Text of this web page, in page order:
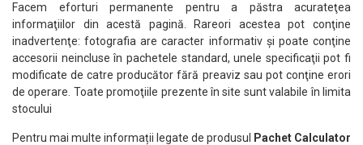
Facem eforturi permanente pentru a păstra acurateţea
informaţiilor din acestă pagină. Rareori acestea pot conţine
inadvertenţe: fotografia are caracter informativ şi poate conţine
accesorii neincluse în pachetele standard, unele specificaţii pot fi
modificate de catre producător fără preaviz sau pot conţine erori
de operare. Toate promoţiile prezente în site sunt valabile în limita
stocului
Pentru mai multe informații legate de produsul
Pachet Calculator